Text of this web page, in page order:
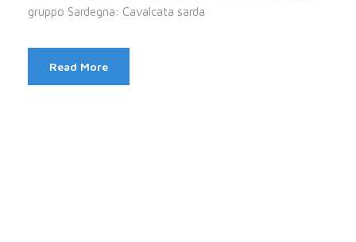
gruppo Sardegna: Cavalcata sarda
Read More